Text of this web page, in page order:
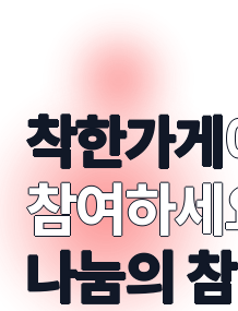
착한가게
참여하
나눔의